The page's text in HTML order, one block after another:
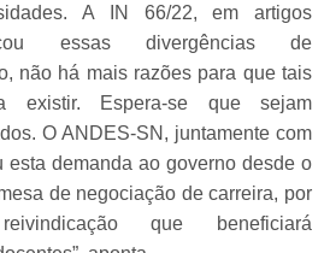
A IN 66/22, em artigos
essas divergências de
não há mais razões para que tais
existir. Espera-se que sejam
O ANDES-SN, juntamente com
esta demanda ao governo desde o
de negociação de carreira, por
que beneficiará